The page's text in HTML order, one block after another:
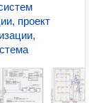
проект